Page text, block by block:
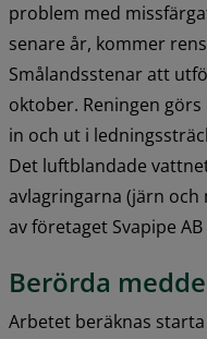
problem med
senare år, kommer
Smålandsstenar att
oktober. Reningen
in och ut i
Det luftblandade
avlagringarna (järn
av företaget Svapipe
Berörda
Arbetet beräknas